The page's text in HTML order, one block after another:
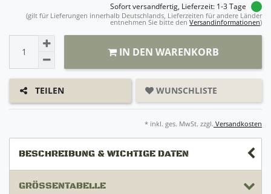
Sofort versandfertig, Lieferzeit: 1-3 Tage
(gilt für Lieferungen innerhalb Deutschlands, Lieferzeiten für andere Länder
entnehmen Sie bitte den Versandinformationen)
IN DEN WARENKORB
TEILEN WUNSCHLISTE
* inkl. ges. MwSt. zzgl. Versandkosten
BESCHREIBUNG & WICHTIGE DATEN
GRÖSSENTABELLE